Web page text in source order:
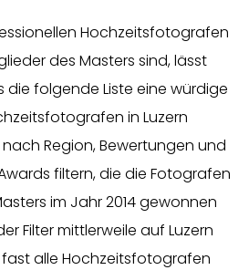
Hochzeitsfotografen
des Masters sind, lässt
die folgende Liste eine würdige
in Luzern
Region, Bewertungen und
filtern, die die Fotografen
im Jahr 2014 gewonnen
Filter mittlerweile auf Luzern
alle Hochzeitsfotografen